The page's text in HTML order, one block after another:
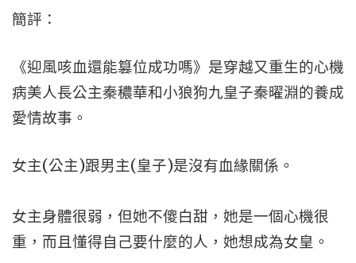
簡評：
《迎風咳血還能篡位成功嗎》是穿越又重生的心機
病美人長公主秦穠華和小狼狗九皇子秦曜淵的養成
愛情故事。
女主(公主)跟男主(皇子)是沒有血緣關係。
女主身體很弱，但她不傻白甜，她是一個心機很
重，而且懂得自己要什麼的人，她想成為女皇。